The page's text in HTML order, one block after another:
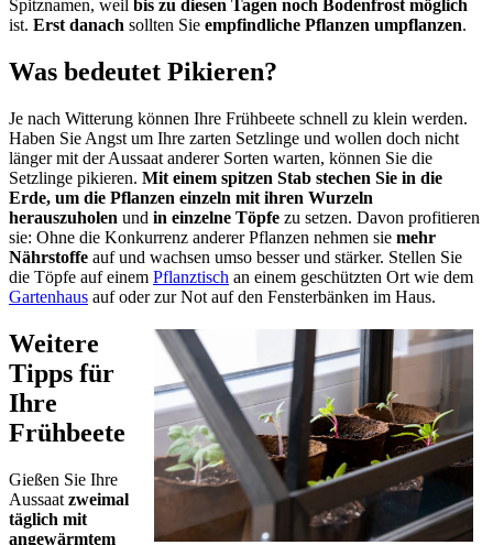
Spitznamen, weil bis zu diesen Tagen noch Bodenfrost möglich
ist. Erst danach sollten Sie empfindliche Pflanzen umpflanzen.
Was bedeutet Pikieren?
Je nach Witterung können Ihre Frühbeete schnell zu klein werden.
Haben Sie Angst um Ihre zarten Setzlinge und wollen doch nicht
länger mit der Aussaat anderer Sorten warten, können Sie die
Setzlinge pikieren. Mit einem spitzen Stab stechen Sie in die
Erde, um die Pflanzen einzeln mit ihren Wurzeln
herauszuholen und in einzelne Töpfe zu setzen. Davon profitieren
sie: Ohne die Konkurrenz anderer Pflanzen nehmen sie mehr
Nährstoffe auf und wachsen umso besser und stärker. Stellen Sie
die Töpfe auf einem Pflanztisch an einem geschützten Ort wie dem
Gartenhaus auf oder zur Not auf den Fensterbänken im Haus.
Weitere
Tipps für
Ihre
Frühbeete
Gießen Sie Ihre
Aussaat zweimal
täglich mit
angewärmtem